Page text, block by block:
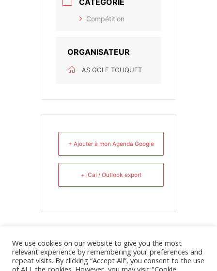
CATÉGORIE
Compétition
ORGANISATEUR
AS GOLF TOUQUET
+ Ajouter à mon Agenda Google
+ iCal / Outlook export
We use cookies on our website to give you the most
relevant experience by remembering your preferences and
repeat visits. By clicking “Accept All”, you consent to the use
of ALL the cookies. However, you may visit "Cookie